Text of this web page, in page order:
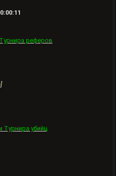
реферов
]
Турнира убийц